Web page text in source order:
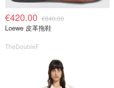
€420.00 €840.00
Loewe 皮革拖鞋
TheDoubleF